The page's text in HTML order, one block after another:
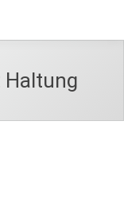
Haltung